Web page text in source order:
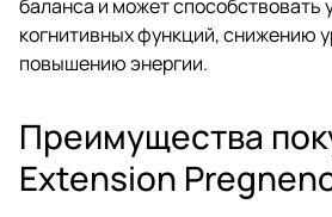
баланса и может способствовать
когнитивных функций, снижению
повышению энергии.
Преимущества
Extension